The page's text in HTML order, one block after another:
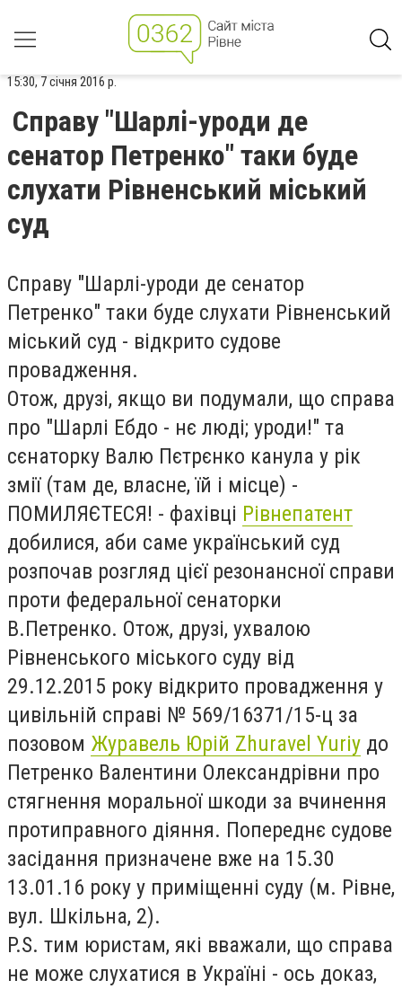
15:30, 7 січня 2016 р.
Справу "Шарлі-уроди де
сенатор Петренко" таки буде
слухати Рівненський міський
суд
Справу "Шарлі-уроди де сенатор
Петренко" таки буде слухати Рівненський
міський суд - відкрито судове
провадження.
Отож, друзі, якщо ви подумали, що справа
про "Шарлі Ебдо - нє люді; уроди!" та
сєнаторку Валю Пєтрєнко канула у рік
змії (там де, власне, їй і місце) -
ПОМИЛЯЄТЕСЯ! - фахівці Рівнепатент
добилися, аби саме український суд
розпочав розгляд цієї резонансної справи
проти федеральної сенаторки
В.Петренко. Отож, друзі, ухвалою
Рівненського міського суду від
29.12.2015 року відкрито провадження у
цивільній справі № 569/16371/15-ц за
позовом Журавель Юрій Zhuravel Yuriy до
Петренко Валентини Олександрівни про
стягнення моральної шкоди за вчинення
протиправного діяння. Попереднє судове
засідання призначене вже на 15.30
13.01.16 року у приміщенні суду (м. Рівне,
вул. Шкільна, 2).
P.S. тим юристам, які вважали, що справа
не може слухатися в Україні - ось доказ,